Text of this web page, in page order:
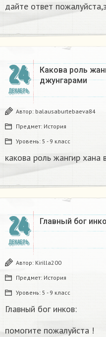
дайте ответ
24
ДЕКАБРЬ
Какова роль
джунгарами​
Автор: balausaburtebaeva84
Предмет: История
Уровень: 5 - 9 класс
какова роль жангир хана
24
ДЕКАБРЬ
Главный бог
Автор: Kirilla200
Предмет: История
Уровень: 5 - 9 класс
Главный бог инков:
помогите пожалуйста !